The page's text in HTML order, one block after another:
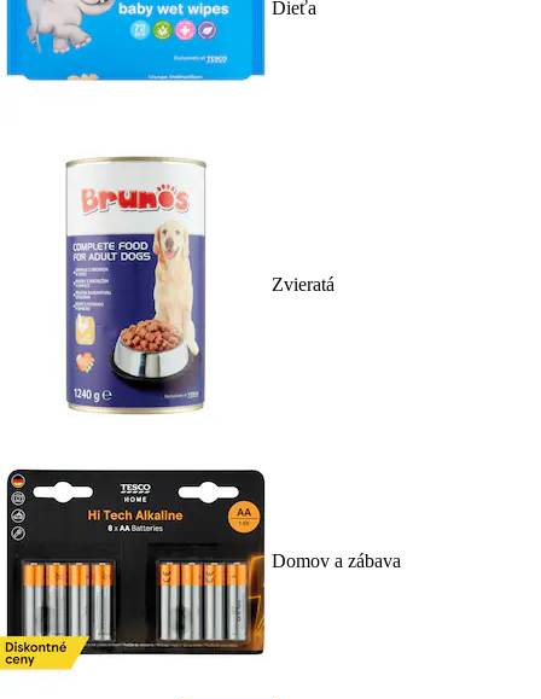
Dieťa
Zvieratá
Domov a zábava